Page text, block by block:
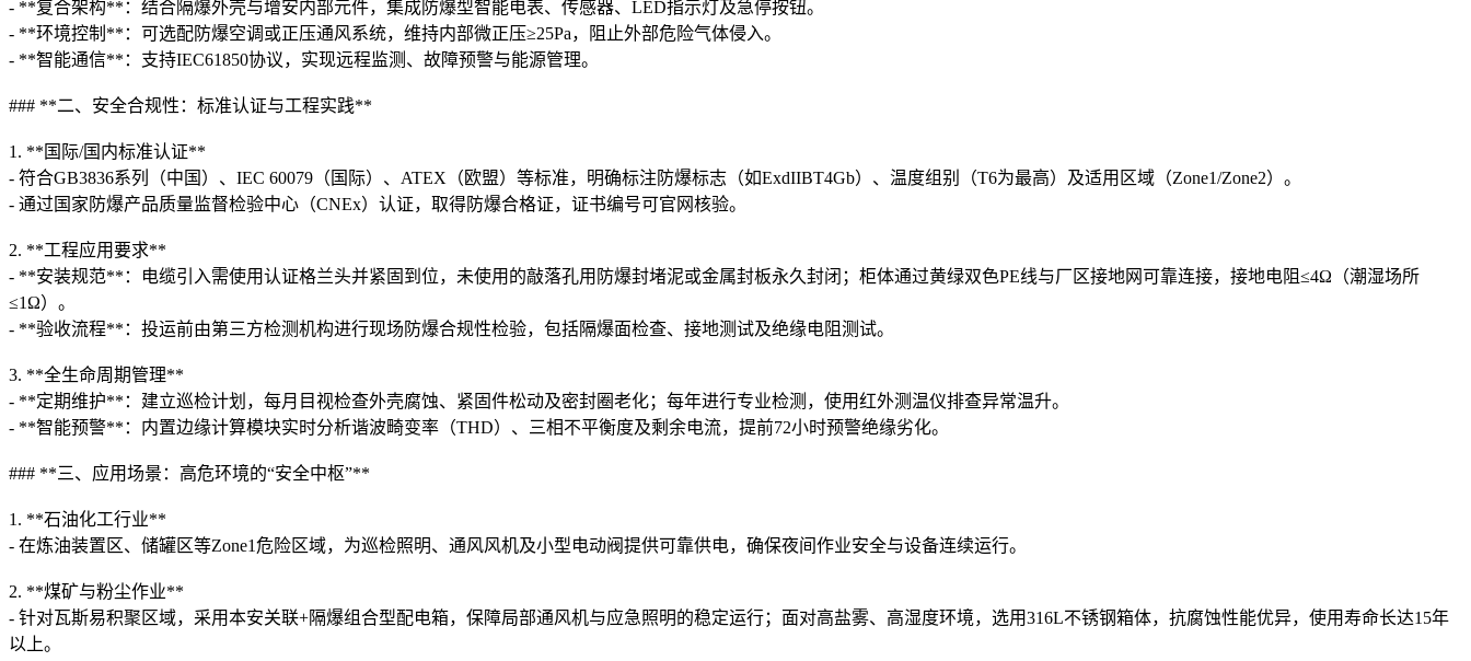
- **复合架构**：结合隔爆外壳与增安内部元件，集成防爆型智能电表、传感器、LED指示灯及急停按钮。
- **环境控制**：可选配防爆空调或正压通风系统，维持内部微正压≥25Pa，阻止外部危险气体侵入。
- **智能通信**：支持IEC61850协议，实现远程监测、故障预警与能源管理。
### **二、安全合规性：标准认证与工程实践**
1. **国际/国内标准认证**
- 符合GB3836系列（中国）、IEC 60079（国际）、ATEX（欧盟）等标准，明确标注防爆标志（如ExdIIBT4Gb）、温度组别（T6为最高）及适用区域（Zone1/Zone2）。
- 通过国家防爆产品质量监督检验中心（CNEx）认证，取得防爆合格证，证书编号可官网核验。
2. **工程应用要求**
- **安装规范**：电缆引入需使用认证格兰头并紧固到位，未使用的敲落孔用防爆封堵泥或金属封板永久封闭；柜体通过黄绿双色PE线与厂区接地网可靠连接，接地电阻≤4Ω（潮湿场所
≤1Ω）。
- **验收流程**：投运前由第三方检测机构进行现场防爆合规性检验，包括隔爆面检查、接地测试及绝缘电阻测试。
3. **全生命周期管理**
- **定期维护**：建立巡检计划，每月目视检查外壳腐蚀、紧固件松动及密封圈老化；每年进行专业检测，使用红外测温仪排查异常温升。
- **智能预警**：内置边缘计算模块实时分析谐波畸变率（THD）、三相不平衡度及剩余电流，提前72小时预警绝缘劣化。
### **三、应用场景：高危环境的“安全中枢”**
1. **石油化工行业**
- 在炼油装置区、储罐区等Zone1危险区域，为巡检照明、通风风机及小型电动阀提供可靠供电，确保夜间作业安全与设备连续运行。
2. **煤矿与粉尘作业**
- 针对瓦斯易积聚区域，采用本安关联+隔爆组合型配电箱，保障局部通风机与应急照明的稳定运行；面对高盐雾、高湿度环境，选用316L不锈钢箱体，抗腐蚀性能优异，使用寿命长达15年
以上。